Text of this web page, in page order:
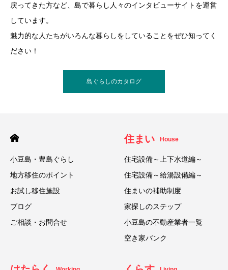
戻ってきた方など、島で暮らし人々のインタビューサイトを運営
しています。
魅力的な人たちがいろんな暮らしをしていることをぜひ知ってく
ださい！
島ぐらしのカタログ
小豆島・豊島ぐらし
地方移住のポイント
お試し移住施設
ブログ
ご相談・お問合せ
住まい House
住宅設備～上下水道編～
住宅設備～給湯設備編～
住まいの補助制度
家探しのステップ
小豆島の不動産業者一覧
空き家バンク